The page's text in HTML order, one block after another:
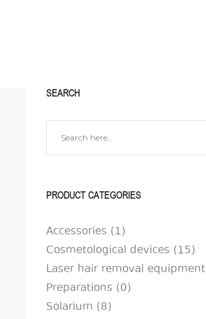
SEARCH
PRODUCT CATEGORIES
Accessories (1)
Cosmetological devices (15)
Laser hair removal equipment
Preparations (0)
Solarium (8)